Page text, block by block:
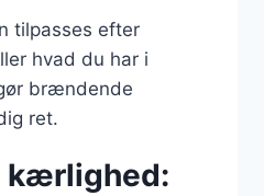
tilpasses efter
hvad du har i
brændende
ret.
kærlighed: